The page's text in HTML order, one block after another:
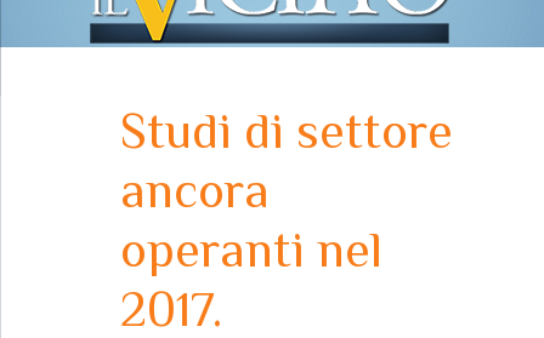
Studi di settore
ancora
operanti nel
2017.